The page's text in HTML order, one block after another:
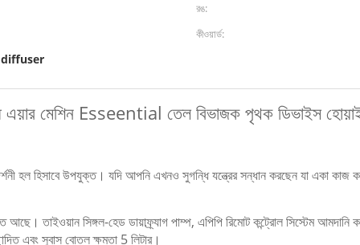
রঙ:
কীওয়ার্ড:
diffuser
এয়ার মেশিন Esseential তেল বিভাজক পৃথক ডিভাইস
হল হিসাবে উপযুক্ত। যদি আপনি এখনও সুগন্ধি যন্ত্রের সন্ধান করছেন যা একা কাজ
আছে। তাইওয়ান সিঙ্গল-হেড ডায়াফ্র্যাগ পাম্প, এপিপি রিমোট কন্ট্রোল সিস্টেম
এবং সুবাস বোতল ক্ষমতা 5 লিটার।